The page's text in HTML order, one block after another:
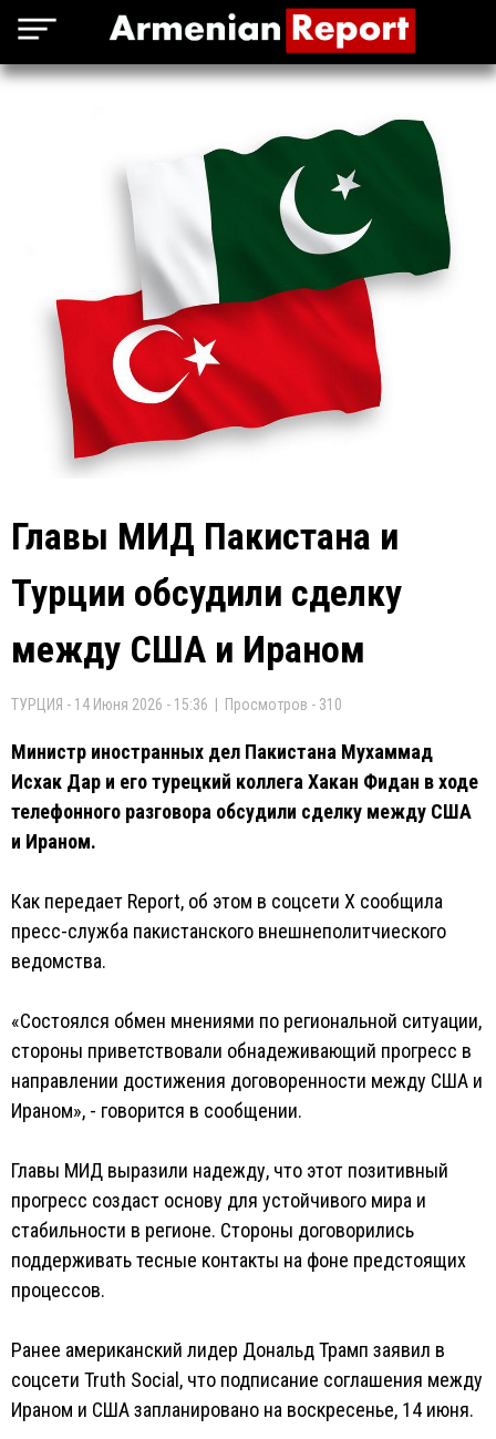
Главы МИД Пакистана и
Турции обсудили сделку
между США и Ираном
ТУРЦИЯ - 14 Июня 2026 - 15:36 | Просмотров - 310
Министр иностранных дел Пакистана Мухаммад
Исхак Дар и его турецкий коллега Хакан Фидан в ходе
телефонного разговора обсудили сделку между США
и Ираном.
Как передает Report, об этом в соцсети Х сообщила
пресс-служба пакистанского внешнеполитчиеского
ведомства.
«Состоялся обмен мнениями по региональной ситуации,
стороны приветствовали обнадеживающий прогресс в
направлении достижения договоренности между США и
Ираном», - говорится в сообщении.
Главы МИД выразили надежду, что этот позитивный
прогресс создаст основу для устойчивого мира и
стабильности в регионе. Стороны договорились
поддерживать тесные контакты на фоне предстоящих
процессов.
Ранее американский лидер Дональд Трамп заявил в
соцсети Truth Social, что подписание соглашения между
Ираном и США запланировано на воскресенье, 14 июня.